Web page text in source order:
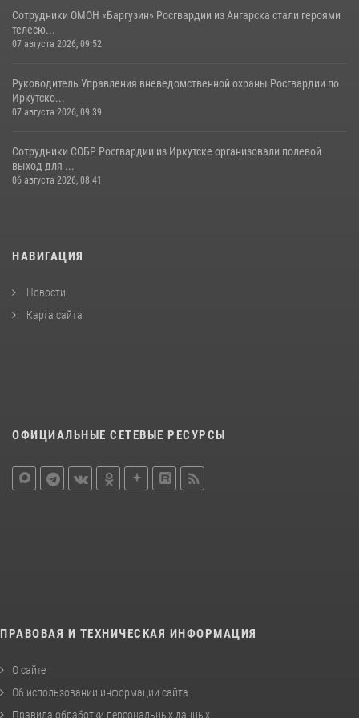
Сотрудники ОМОН «Баргузин» Росгвардии из Ангарска стали героями
телесю...
07 августа 2026, 09:52
Руководитель Управления вневедомственной охраны Росгвардии по
Иркутско...
07 августа 2026, 09:39
Сотрудники СОБР Росгвардии из Иркутске организовали полевой
выход для ...
06 августа 2026, 08:41
НАВИГАЦИЯ
Новости
Карта сайта
ОФИЦИАЛЬНЫЕ СЕТЕВЫЕ РЕСУРСЫ
ПРАВОВАЯ И ТЕХНИЧЕСКАЯ ИНФОРМАЦИЯ
О сайте
Об использовании информации сайта
Правила обработки персональных данных